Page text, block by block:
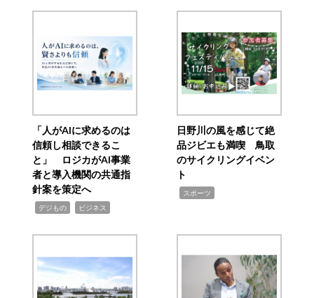
「人がAIに求めるのは
信頼し相談できるこ
と」 ロジカがAI事業
者と導入機関の共通指
針案を策定へ
デジもの ビジネス
日野川の風を感じて絶
品ジビエも満喫 鳥取
のサイクリングイベン
ト
スポーツ